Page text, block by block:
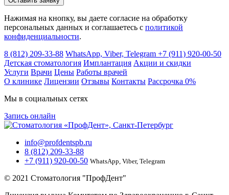
Нажимая на кнопку, вы даете согласие на обработку
персональных данных и соглашаетесь c политикой
конфиденциальности.
8 (812) 209-33-88 WhatsApp, Viber, Telegram +7 (911) 920-00-50
Детская стоматология Имплантация Акции и скидки
Услуги Врачи Цены Работы врачей
О клинике Лицензии Отзывы Контакты Расcрочка 0%
Мы в социальных сетях
Запись онлайн
info@profdentspb.ru
8 (812) 209-33-88
+7 (911) 920-00-50 WhatsApp, Viber, Telegram
© 2021 Стоматология "ПрофДент"